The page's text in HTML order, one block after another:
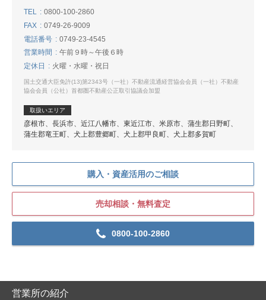
TEL
0800-100-2860
FAX
0749-26-9009
電話番号
0749-23-4545
営業時間
午前９時～午後６時
定休日
火曜・水曜・祝日
国土交通大臣免許(13)第2343号（一社）不動産流通経営協会会員（一社）不動産
協会会員（公社）首都圏不動産公正取引協議会加盟
取扱いエリア
彦根市、長浜市、近江八幡市、東近江市、米原市、蒲生郡日野町、
蒲生郡竜王町、犬上郡豊郷町、犬上郡甲良町、犬上郡多賀町
購入・資産活用のご相談
売却相談・無料査定
0800-100-2860
営業所の紹介